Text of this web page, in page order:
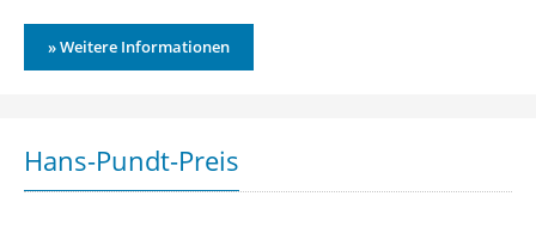
» Weitere Informationen
Hans-Pundt-Preis